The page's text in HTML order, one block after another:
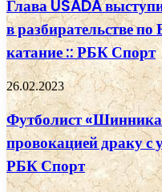
Глава USADA
в разбирательстве
катание :: РБК Спорт
26.02.2023
Футболист
провокацией драку
РБК Спорт